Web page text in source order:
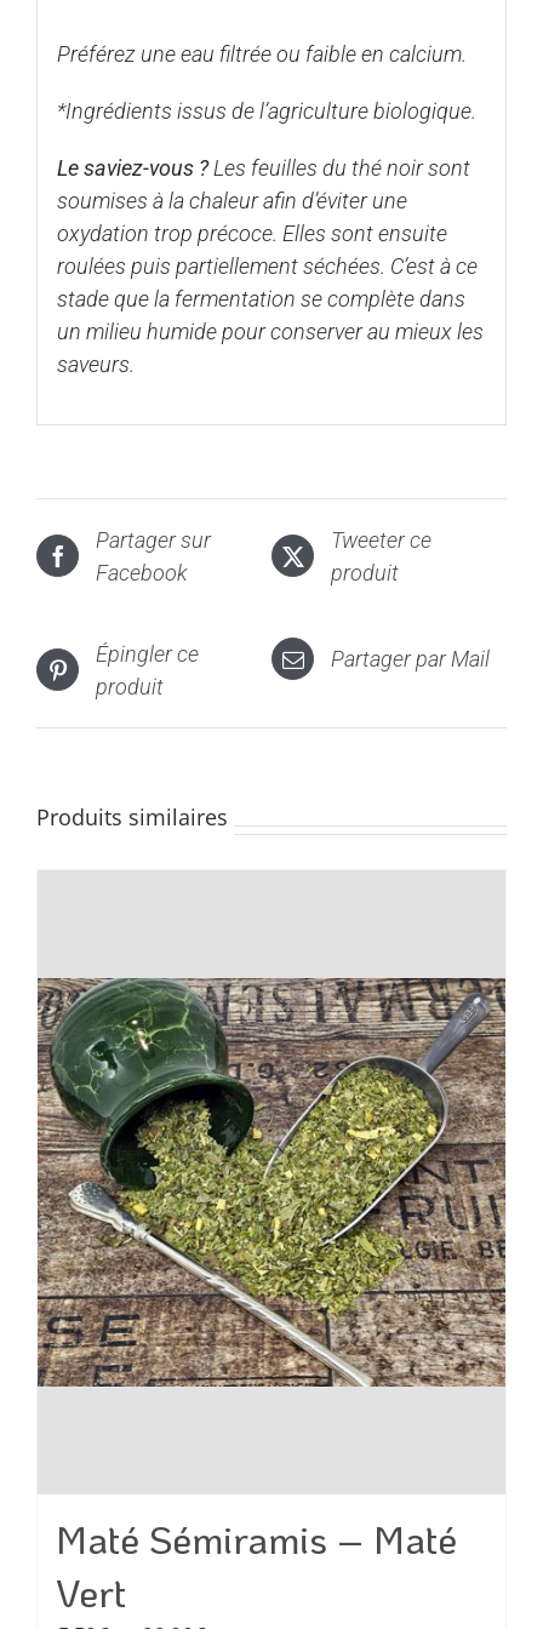
Préférez une eau filtrée ou faible en calcium.
*Ingrédients issus de l’agriculture biologique.
Le saviez-vous ?Les feuilles du thé noir sont
soumises à la chaleur afin d’éviter une
oxydation trop précoce. Elles sont ensuite
roulées puis partiellement séchées. C’est à ce
stade que la fermentation se complète dans
un milieu humide pour conserver au mieux les
saveurs.
Partager sur
Facebook
Tweeter ce
produit
Épingler ce
produit
Partager par Mail
Produits similaires
Maté Sémiramis – Maté
Vert